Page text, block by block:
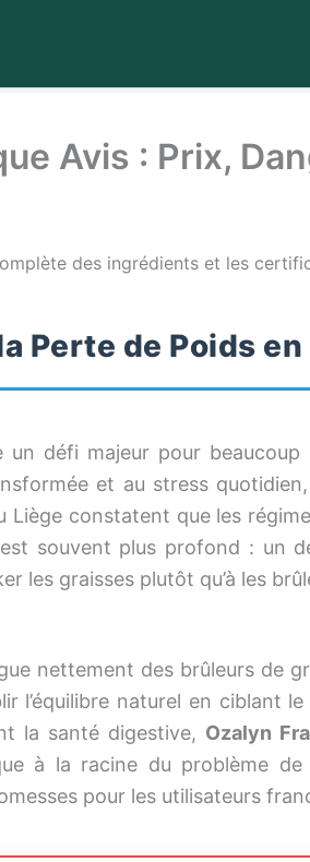
Avis : Prix,
des ingrédients et les
Perte de Poids
défi majeur pour
et au stress
Liège constatent que les
souvent plus profond : un
les graisses plutôt qu’à les
nettement des brûleurs de
l’équilibre naturel en ciblant
la santé digestive, Ozalyn
à la racine du problème
pour les utilisateurs